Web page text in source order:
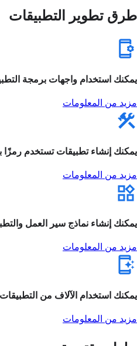
طرق تطوير التطبيقات
يمكنك استخدام واجهات برمجة
مزيد من المعلومات
يمكنك إنشاء تطبيقات تستخدم
مزيد من المعلومات
يمكنك إنشاء نماذج سير العمل
مزيد من المعلومات
يمكنك استخدام الآلاف من
مزيد من المعلومات